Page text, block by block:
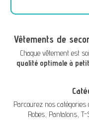
Vêtements de
Chaque vêtement est
qualité optimale à
Parcourez nos catégories
Robes, Pantalons, T-